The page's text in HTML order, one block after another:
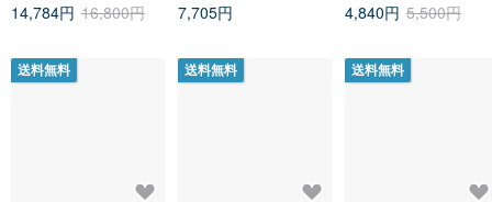
Japanese【Atelier
14,784円 16,800円
送料無料
7,705円
送料無料
4,840円 5,500円
送料無料